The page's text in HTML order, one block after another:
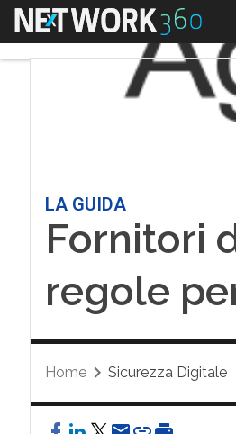
Menu
LA GUIDA
Fornitori
regole
Home Sicurezza Digitale